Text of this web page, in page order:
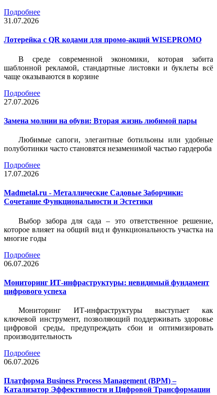
Подробнее
31.07.2026
Лотерейка c QR кодами для промо-акций WISEPROMO
В среде современной экономики, которая забита
шаблонной рекламой, стандартные листовки и буклеты всё
чаще оказываются в корзине
Подробнее
27.07.2026
Замена молнии на обуви: Вторая жизнь любимой пары
Любимые сапоги, элегантные ботильоны или удобные
полуботинки часто становятся незаменимой частью гардероба
Подробнее
17.07.2026
Madmetal.ru - Металлические Садовые Заборчики:
Сочетание Функциональности и Эстетики
Выбор забора для сада – это ответственное решение,
которое влияет на общий вид и функциональность участка на
многие годы
Подробнее
06.07.2026
Мониторинг ИТ-инфраструктуры: невидимый фундамент
цифрового успеха
Мониторинг ИТ-инфраструктуры выступает как
ключевой инструмент, позволяющий поддерживать здоровье
цифровой среды, предупреждать сбои и оптимизировать
производительность
Подробнее
06.07.2026
Платформа Business Process Management (BPM) –
Катализатор Эффективности и Цифровой Трансформации